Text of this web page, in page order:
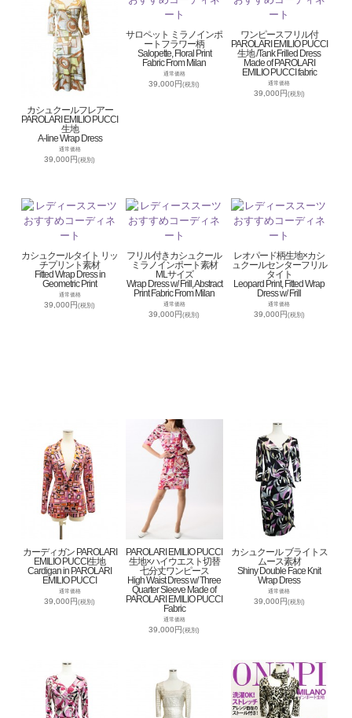
カシュクールフレアー
PAROLARI EMILIO PUCCI
生地
A-line Wrap Dress
通常価格
39,000円(税別)
サロペット ミラノインポ
ートフラワー柄
Salopette, Floral Print
Fabric From Milan
通常価格
39,000円(税別)
ワンピースフリル付
PAROLARI EMILIO PUCCI
生地 /Tank Frilled Dress
Made of PAROLARI
EMILIO PUCCI fabric
通常価格
39,000円(税別)
カシュクールタイト リッ
チプリント素材
Fitted Wrap Dress in
Geometric Print
通常価格
39,000円(税別)
フリル付きカシュクール
ミラノインポート素材
MLサイズ
Wrap Dress w/ Frill, Abstract
Print Fabric From Milan
通常価格
39,000円(税別)
レオパード柄生地×カシ
ュクールセンターフリル
タイト
Leopard Print, Fitted Wrap
Dress w/ Frill
通常価格
39,000円(税別)
カーディガン PAROLARI
EMILIO PUCCI生地
Cardigan in PAROLARI
EMILIO PUCCI
通常価格
39,000円(税別)
PAROLARI EMILIO PUCCI
生地×ハイウエスト切替
七分丈ワンピース
High Waist Dress w/ Three
Quarter Sleeve Made of
PAROLARI EMILIO PUCCI
Fabric
通常価格
39,000円(税別)
カシュクール ブライトス
ムース素材
Shiny Double Face Knit
Wrap Dress
通常価格
39,000円(税別)